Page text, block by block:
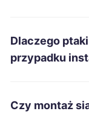
Zamość
Dlaczego
przypadku
Czy montaż